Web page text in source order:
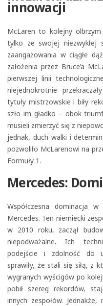
innowacji
McLaren to kolejny
tylko ze swojej niezwykłej
zaangażowania w ciągłe
założenia przez Bruce’a
pierwszej linii
niejednokrotnie
tytuły mistrzowskie i biły
szło im gładko – obok
musieli zmierzyć się z
jednak, duch walki i
pozwoliło McLarenowi na
Formuły 1.
Mercedes:
Współczesna dominacja
Mercedes. Ten niemiecki
w 2010 roku, zaczął
niepodważalne. Ich
podejście i zdolność do
sprawiły, że stali się siłą, z
wygranych wyścigów po
pobił szereg rekordów,
innych zespołów.